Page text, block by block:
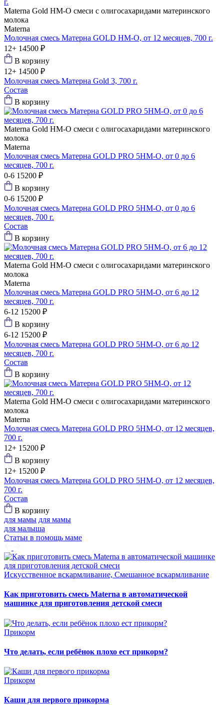
Materna Gold HM-O смеси с олигосахаридами материнского
молока
Materna
Молочная смесь Матерна GOLD HM-O, от 12 месяцев, 700 г.
12+ 14500 ₽
В корзину
12+ 14500 ₽
Молочная смесь Матерна Gold 3, 700 г.
Состав
В корзину
Materna Gold HM-O смеси с олигосахаридами материнского
молока
Materna
Молочная смесь Матерна GOLD PRO 5HM-O, от 0 до 6
месяцев, 700 г.
0-6 15200 ₽
В корзину
0-6 15200 ₽
Молочная смесь Матерна GOLD PRO 5HM-O, от 0 до 6
месяцев, 700 г.
Состав
В корзину
Materna Gold HM-O смеси с олигосахаридами материнского
молока
Materna
Молочная смесь Матерна GOLD PRO 5HM-O, от 6 до 12
месяцев, 700 г.
6-12 15200 ₽
В корзину
6-12 15200 ₽
Молочная смесь Матерна GOLD PRO 5HM-O, от 6 до 12
месяцев, 700 г.
Состав
В корзину
Materna Gold HM-O смеси с олигосахаридами материнского
молока
Materna
Молочная смесь Матерна GOLD PRO 5HM-O, от 12 месяцев,
700 г.
12+ 15200 ₽
В корзину
12+ 15200 ₽
Молочная смесь Матерна GOLD PRO 5HM-O, от 12 месяцев,
700 г.
Состав
В корзину
для мамы для мамы
для малыша
Статьи в помощь маме
Искусственное вскармливание, Смешанное вскармливание
Как приготовить смесь Materna в автоматической
машинке для приготовления детской смеси
Прикорм
Что делать, если ребёнок плохо ест прикорм?
Прикорм
Каши для первого прикорма